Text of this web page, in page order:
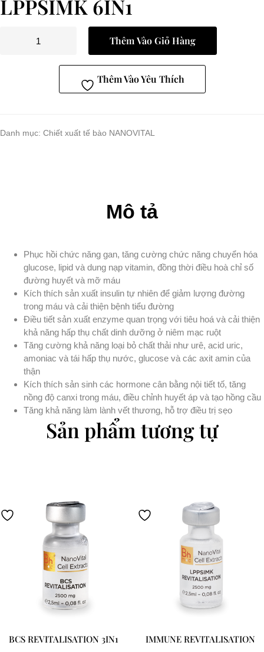
LPPSIMK 6IN1
Thêm Vào Giỏ Hàng
Thêm Vào Yêu Thích
Danh mục: Chiết xuất tế bào NANOVITAL
Mô tả
Phục hồi chức năng gan, tăng cường chức năng chuyển hóa
glucose, lipid và dung nạp vitamin, đồng thời điều hoà chỉ số
đường huyết và mỡ máu
Kích thích sản xuất insulin tự nhiên để giảm lượng đường
trong máu và cải thiện bệnh tiểu đường
Điều tiết sản xuất enzyme quan trọng với tiêu hoá và cải thiện
khả năng hấp thụ chất dinh dưỡng ở niêm mạc ruột
Tăng cường khả năng loại bỏ chất thải như urê, acid uric,
amoniac và tái hấp thụ nước, glucose và các axit amin của
thận
Kích thích sản sinh các hormone cân bằng nội tiết tố, tăng
nồng độ canxi trong máu, điều chỉnh huyết áp và tạo hồng cầu
Tăng khả năng làm lành vết thương, hỗ trợ điều trị sẹo
Sản phẩm tương tự
BCS REVITALISATION 3IN1 IMMUNE REVITALISATION